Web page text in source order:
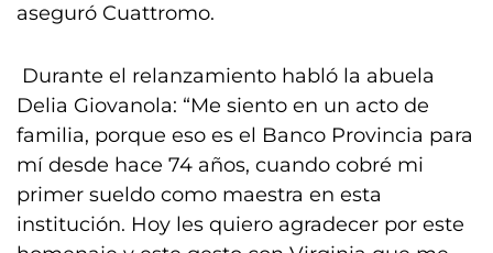
aseguró Cuattromo.
Durante el relanzamiento habló la abuela
Delia Giovanola: “Me siento en un acto de
familia, porque eso es el Banco Provincia para
mí desde hace 74 años, cuando cobré mi
primer sueldo como maestra en esta
institución. Hoy les quiero agradecer por este